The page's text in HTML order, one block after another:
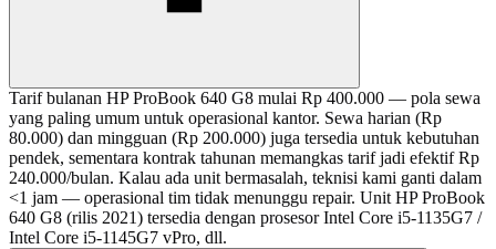
Tarif bulanan HP ProBook 640 G8 mulai Rp 400.000 — pola sewa
yang paling umum untuk operasional kantor. Sewa harian (Rp
80.000) dan mingguan (Rp 200.000) juga tersedia untuk kebutuhan
pendek, sementara kontrak tahunan memangkas tarif jadi efektif Rp
240.000/bulan. Kalau ada unit bermasalah, teknisi kami ganti dalam
<1 jam — operasional tim tidak menunggu repair. Unit HP ProBook
640 G8 (rilis 2021) tersedia dengan prosesor Intel Core i5-1135G7 /
Intel Core i5-1145G7 vPro, dll.